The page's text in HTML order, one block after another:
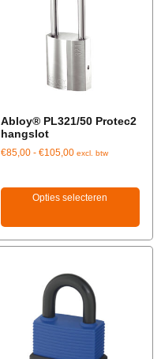
Abloy® PL321/50 Protec2
hangslot
€85,00 - €105,00 excl. btw
Opties selecteren